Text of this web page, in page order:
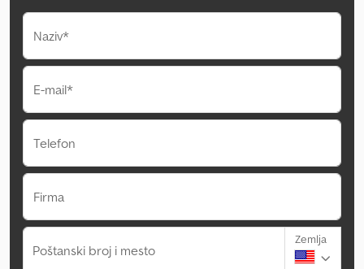
Naziv*
E-mail*
Telefon
Firma
Poštanski broj i mesto
Zemlja